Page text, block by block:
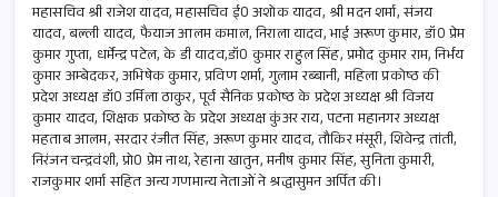
महासचिव श्री राजेश यादव, महासचिव ई0 अशोक यादव, श्री मदन शर्मा, संजय
यादव, बल्ली यादव, फैयाज आलम कमाल, निराला यादव, भाई अरूण कुमार, डॉ0 प्रेम
कुमार गुप्ता, धर्मेन्द्र पटेल, के डी यादव,डॉ0 कुमार राहुल सिंह, प्रमोद कुमार राम, निर्भय
कुमार अम्बेदकर, अभिषेक कुमार, प्रविण शर्मा, गुलाम रब्बानी, महिला प्रकोष्ठ की
प्रदेश अध्यक्ष डॉ0 उर्मिला ठाकुर, पूर्व सैनिक प्रकोष्ठ के प्रदेश अध्यक्ष श्री विजय
कुमार यादव, शिक्षक प्रकोष्ठ के प्रदेश अध्यक्ष कुंअर राय, पटना महानगर अध्यक्ष
महताब आलम, सरदार रंजीत सिंह, अरूण कुमार यादव, तौकिर मंसूरी, शिवेन्द्र तांती,
निरंजन चन्द्रवंशी, प्रो0 प्रेम नाथ, रेहाना खातुन, मनीष कुमार सिंह, सुनिता कुमारी,
राजकुमार शर्मा सहित अन्य गणमान्य नेताओं ने श्रद्धासुमन अर्पित की।